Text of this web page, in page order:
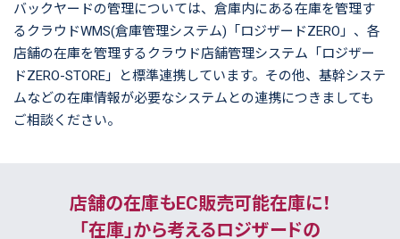
バックヤードの管理については、倉庫内にある在庫を管理す
るクラウドWMS(倉庫管理システム)「ロジザードZERO」、各
店舗の在庫を管理するクラウド店舗管理システム「ロジザー
ドZERO-STORE」と標準連携しています。その他、基幹システ
ムなどの在庫情報が必要なシステムとの連携につきましても
ご相談ください。
店舗の在庫もEC販売可能在庫に！
「在庫」から考えるロジザードの